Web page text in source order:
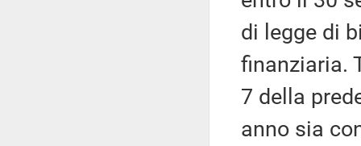
di legge di
finanziaria.
7 della
anno sia